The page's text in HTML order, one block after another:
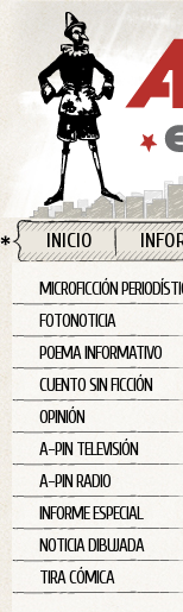
INICIO
MICROFICCIÓN
FOTONOTICIA
POEMA INFORMATIVO
CUENTO SIN FICCIÓN
OPINIÓN
A-PIN TELEVISIÓN
A-PIN RADIO
INFORME ESPECIAL
NOTICIA DIBUJADA
TIRA CÓMICA